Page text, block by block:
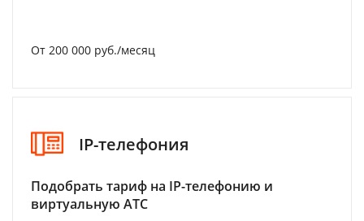
От 200 000 руб./месяц
IP-телефония
Подобрать тариф на IP-телефонию и
виртуальную АТС